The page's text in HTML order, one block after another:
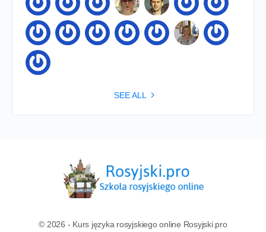
SEE ALL
© 2026 - Kurs języka rosyjskiego online Rosyjski.pro